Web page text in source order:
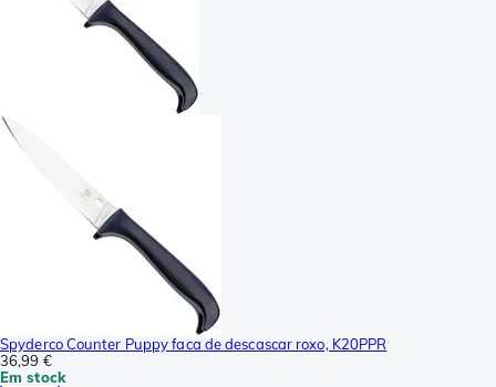
Spyderco Counter Puppy faca de descascar roxo, K20PPR
36,99 €
Em stock